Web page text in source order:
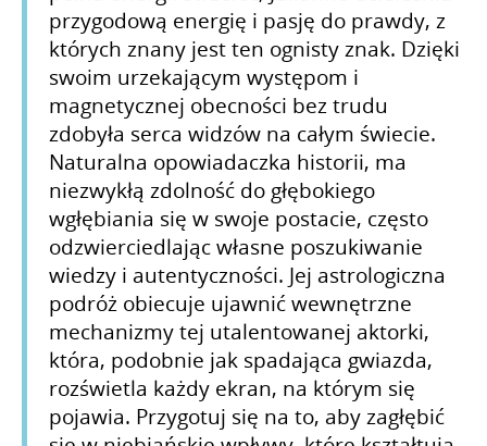
przygodową energię i pasję do prawdy, z
których znany jest ten ognisty znak. Dzięki
swoim urzekającym występom i
magnetycznej obecności bez trudu
zdobyła serca widzów na całym świecie.
Naturalna opowiadaczka historii, ma
niezwykłą zdolność do głębokiego
wgłębiania się w swoje postacie, często
odzwierciedlając własne poszukiwanie
wiedzy i autentyczności. Jej astrologiczna
podróż obiecuje ujawnić wewnętrzne
mechanizmy tej utalentowanej aktorki,
która, podobnie jak spadająca gwiazda,
rozświetla każdy ekran, na którym się
pojawia. Przygotuj się na to, aby zagłębić